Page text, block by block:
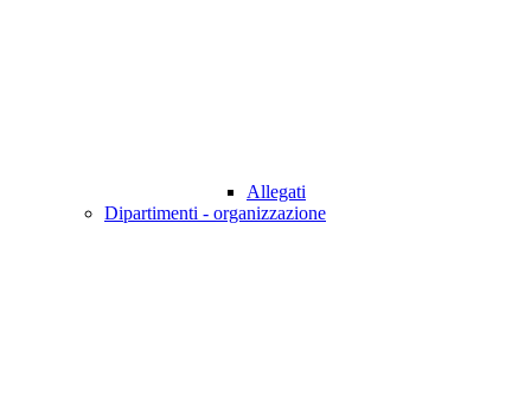
Allegati
Dipartimenti - organizzazione